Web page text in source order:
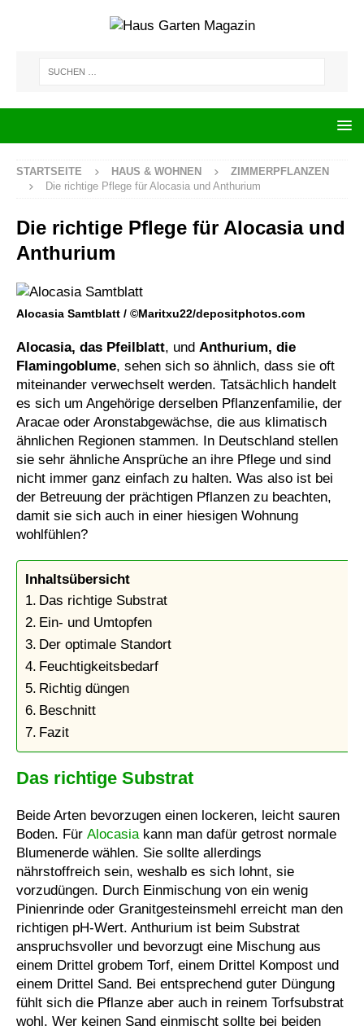
STARTSEITE HAUS & WOHNEN
ZIMMERPFLANZEN
Die richtige Pflege für Alocasia und Anthurium
Die richtige Pflege für Alocasia und
Anthurium
Alocasia Samtblatt / ©Maritxu22/depositphotos.com
Alocasia, das Pfeilblatt, und Anthurium, die
Flamingoblume, sehen sich so ähnlich, dass sie oft
miteinander verwechselt werden. Tatsächlich handelt
es sich um Angehörige derselben Pflanzenfamilie, der
Aracae oder Aronstabgewächse, die aus klimatisch
ähnlichen Regionen stammen. In Deutschland stellen
sie sehr ähnliche Ansprüche an ihre Pflege und sind
nicht immer ganz einfach zu halten. Was also ist bei
der Betreuung der prächtigen Pflanzen zu beachten,
damit sie sich auch in einer hiesigen Wohnung
wohlfühlen?
Inhaltsübersicht
Das richtige Substrat
Ein- und Umtopfen
Der optimale Standort
Feuchtigkeitsbedarf
Richtig düngen
Beschnitt
Fazit
Das richtige Substrat
Beide Arten bevorzugen einen lockeren, leicht sauren
Boden. Für Alocasia kann man dafür getrost normale
Blumenerde wählen. Sie sollte allerdings
nährstoffreich sein, weshalb es sich lohnt, sie
vorzudüngen. Durch Einmischung von ein wenig
Pinienrinde oder Granitgesteinsmehl erreicht man den
richtigen pH-Wert. Anthurium ist beim Substrat
anspruchsvoller und bevorzugt eine Mischung aus
einem Drittel grobem Torf, einem Drittel Kompost und
einem Drittel Sand. Bei entsprechend guter Düngung
fühlt sich die Pflanze aber auch in reinem Torfsubstrat
wohl. Wer keinen Sand einmischt sollte bei beiden